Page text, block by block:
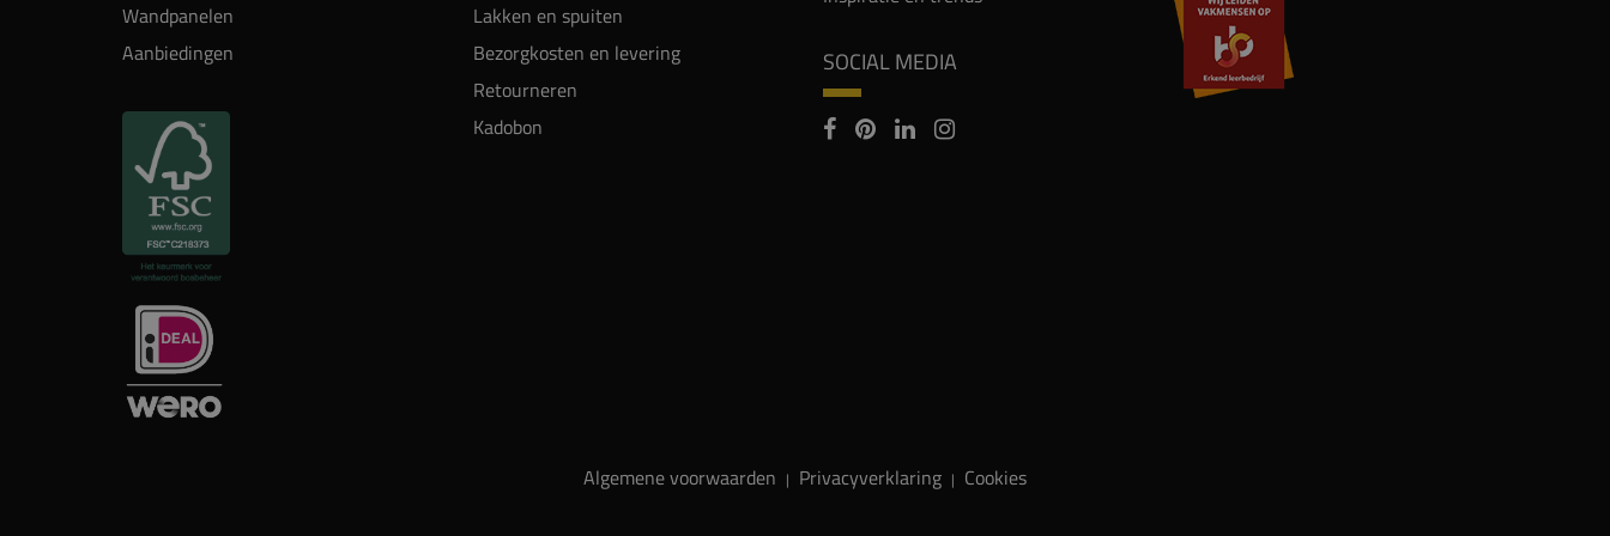
Wandpanelen
Aanbiedingen
Lakken en spuiten
Bezorgkosten en levering
Retourneren
Kadobon
SOCIAL MEDIA
Algemene voorwaarden | Privacyverklaring | Cookies